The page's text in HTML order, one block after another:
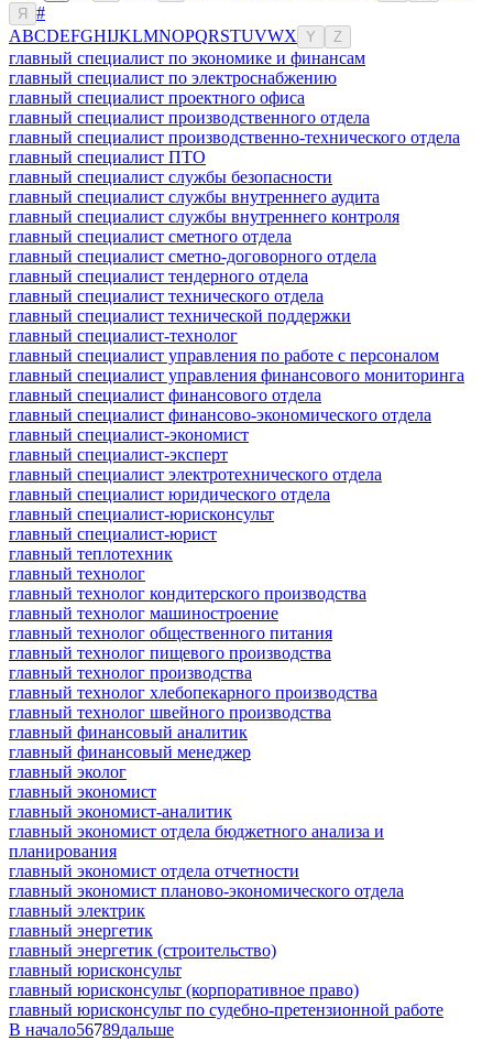
Я
#
ABCDEFGHIJKLMNOPQRSTUVWX Y Z
главный специалист по экономике и финансам
главный специалист по электроснабжению
главный специалист проектного офиса
главный специалист производственного отдела
главный специалист производственно-технического отдела
главный специалист ПТО
главный специалист службы безопасности
главный специалист службы внутреннего аудита
главный специалист службы внутреннего контроля
главный специалист сметного отдела
главный специалист сметно-договорного отдела
главный специалист тендерного отдела
главный специалист технического отдела
главный специалист технической поддержки
главный специалист-технолог
главный специалист управления по работе с персоналом
главный специалист управления финансового мониторинга
главный специалист финансового отдела
главный специалист финансово-экономического отдела
главный специалист-экономист
главный специалист-эксперт
главный специалист электротехнического отдела
главный специалист юридического отдела
главный специалист-юрисконсульт
главный специалист-юрист
главный теплотехник
главный технолог
главный технолог кондитерского производства
главный технолог машиностроение
главный технолог общественного питания
главный технолог пищевого производства
главный технолог производства
главный технолог хлебопекарного производства
главный технолог швейного производства
главный финансовый аналитик
главный финансовый менеджер
главный эколог
главный экономист
главный экономист-аналитик
главный экономист отдела бюджетного анализа и
планирования
главный экономист отдела отчетности
главный экономист планово-экономического отдела
главный электрик
главный энергетик
главный энергетик (строительство)
главный юрисконсульт
главный юрисконсульт (корпоративное право)
главный юрисконсульт по судебно-претензионной работе
В начало56789дальше